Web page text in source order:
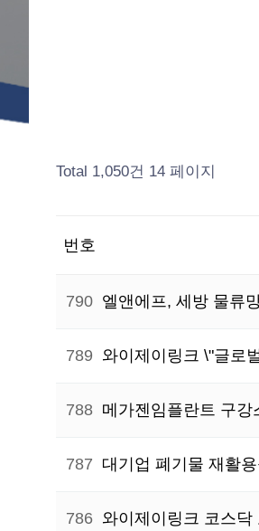
Total 1,050건 14 페이지
번호
790 엘앤에프, 세방 물류
789 와이제이링크 \"글로
788 메가젠임플란트 구강
787 대기업 폐기물 재활
786 와이제이링크 코스